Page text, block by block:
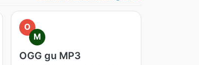
O
M
OGG gu MP3